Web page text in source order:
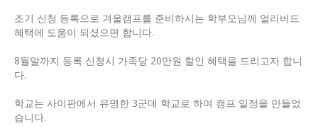
조기 신청 등록으로 겨울캠프를 준비하시는 학부모님께 얼리버드
혜택에 도움이 되셨으면 합니다.
8월말까지 등록 신청시 가족당 20만원 할인 혜택을 드리고자 합니
다.
학교는 사이판에서 유명한 3군데 학교로 하여 캠프 일정을 만들었
습니다.